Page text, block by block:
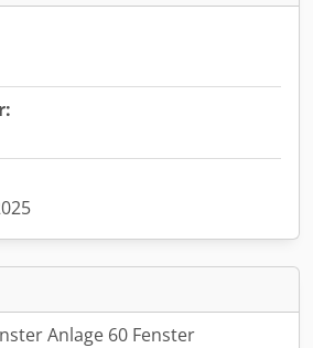
Anlage 60 Fenster